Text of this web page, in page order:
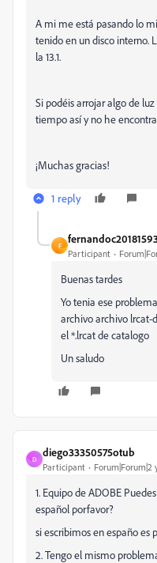
A mi me está pasando lo
tenido en un disco interno.
la 13.1.
Si podéis arrojar algo de
tiempo así y no he
¡Muchas gracias!
1 reply
F
Participant
Buenas tardes
Yo tenia ese
archivoarchivo lrcat-
el *.lrcat de catalogo
Un saludo
D
diego33350575otub
Participant Forum|Forum|2
1. Equipo de ADOBE
español porfavor?
si escribimos en españo es
2. Tengo el mismo